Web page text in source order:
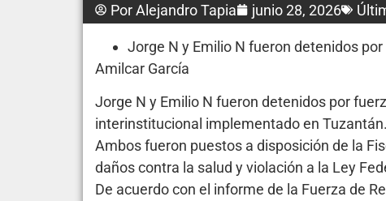
PorAlejandro Tapia junio 28, 2026
Jorge N y Emilio N fueron detenidos
Amilcar García
Jorge N y Emilio N fueron detenidos por
interinstitucional implementado en Tuzantán.
Ambos fueron puestos a disposición de la
daños contra la salud y violación a la Ley
De acuerdo con el informe de la Fuerza de